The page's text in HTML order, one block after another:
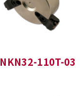
NKN32-110T-03